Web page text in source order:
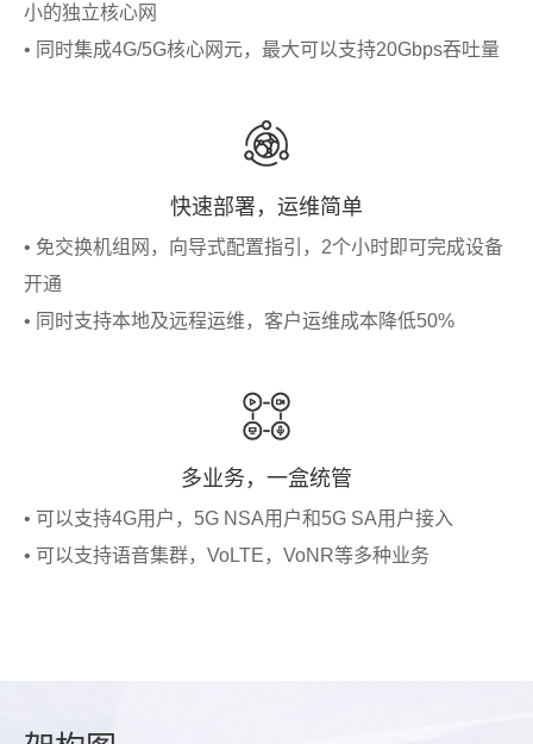
小的独立核心网
• 同时集成4G/5G核心网元，最大可以支持20Gbps吞吐量
快速部署，运维简单
• 免交换机组网，向导式配置指引，2个小时即可完成设备
开通
• 同时支持本地及远程运维，客户运维成本降低50%
多业务，一盒统管
• 可以支持4G用户，5G NSA用户和5G SA用户接入
• 可以支持语音集群，VoLTE，VoNR等多种业务